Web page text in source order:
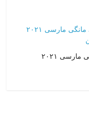
ڕاپۆرتی پێشێلکاریە ماف مرۆڤیەکانی مانگی مارسی ٢٠٢١